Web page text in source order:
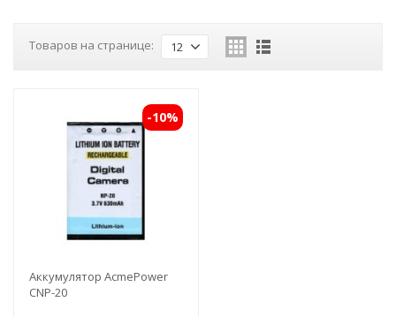
Товаров на странице: 12
-10%
Аккумулятор AcmePower
CNP-20